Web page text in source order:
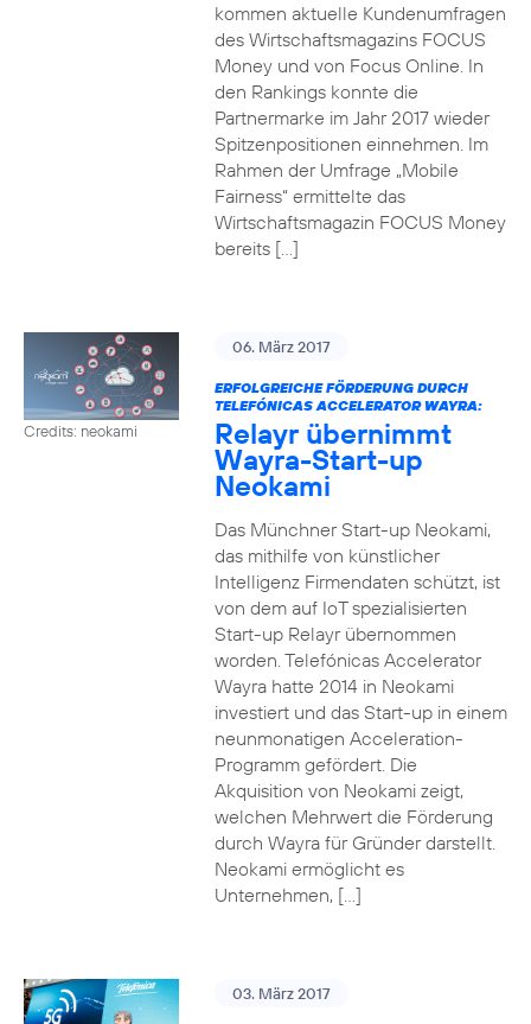
kommen aktuelle Kundenumfragen
des Wirtschaftsmagazins FOCUS
Money und von Focus Online. In
den Rankings konnte die
Partnermarke im Jahr 2017 wieder
Spitzenpositionen einnehmen. Im
Rahmen der Umfrage „Mobile
Fairness“ ermittelte das
Wirtschaftsmagazin FOCUS Money
bereits […]
Credits: neokami
06. März 2017
ERFOLGREICHE FÖRDERUNG DURCH
TELEFÓNICAS ACCELERATOR WAYRA:
Relayr übernimmt
Wayra-Start-up
Neokami
Das Münchner Start-up Neokami,
das mithilfe von künstlicher
Intelligenz Firmendaten schützt, ist
von dem auf IoT spezialisierten
Start-up Relayr übernommen
worden. Telefónicas Accelerator
Wayra hatte 2014 in Neokami
investiert und das Start-up in einem
neunmonatigen Acceleration-
Programm gefördert. Die
Akquisition von Neokami zeigt,
welchen Mehrwert die Förderung
durch Wayra für Gründer darstellt.
Neokami ermöglicht es
Unternehmen, […]
03. März 2017